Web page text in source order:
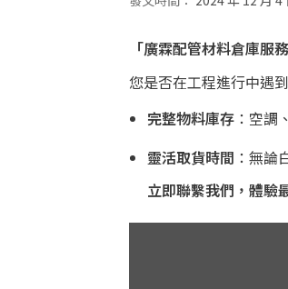
「廣霖配管材料倉庫服
您是否在工程進行中遇
完整物料庫存 ：空調
靈活取貨時間 ：無論
立即聯繫我們，體驗